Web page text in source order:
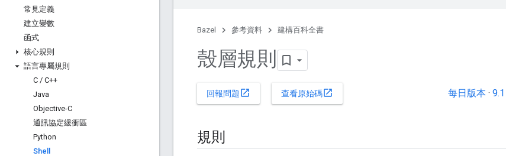
常見定義
建立變數
函式
核心規則
語言專屬規則
C / C++
Java
Objective-C
通訊協定緩衝區
Python
Shell
Bazel 參考資料 建構百科全書
殼層規則
回報問題 open_in_new 查看原始碼open_in_new 每日版本 · 9.1
規則